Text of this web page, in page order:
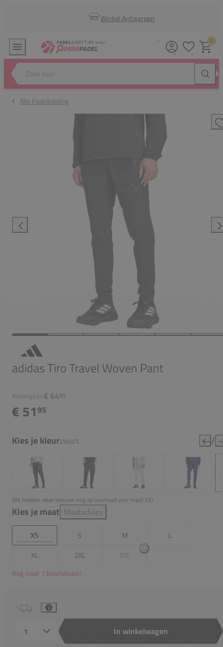
Winkel Antwerpen
Zoek naar...
0
Alle Padelkleding
adidas Tiro Travel Woven Pant
Adviesprijs:€ 6495
€ 5195
Kies je kleurzwart /
We hebben deze kleuren nog op voorraad voor maat XS!
Kies je maat Maatadvies
XS S M
L
XL
2XL 3XL
Nog maar 1 beschikbaar!
i
In winkelwagen